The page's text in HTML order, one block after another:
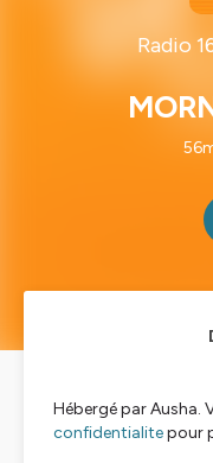
Radio
Hébergé par Ausha.
confidentialitepour